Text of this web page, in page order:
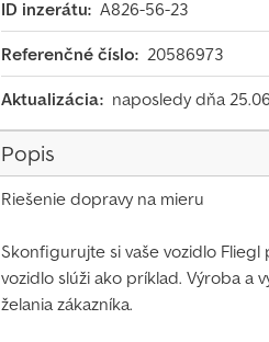
ID inzerátu: A826-56-23
Referenčné číslo: 20586973
Aktualizácia: naposledy dňa
Popis
Riešenie dopravy na mieru
Skonfigurujte si vaše vozidlo
vozidlo slúži ako príklad. Výroba a
želania zákazníka.